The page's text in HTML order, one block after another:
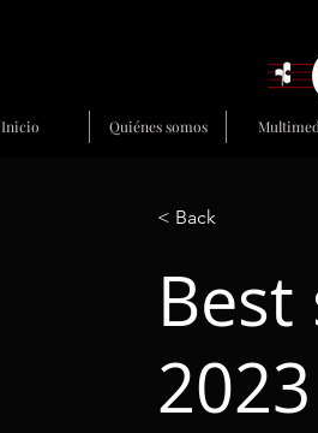
Inicio Quiénes somos
< Back
2023